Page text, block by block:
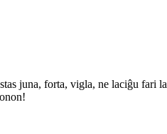
forta, vigla, ne laciĝu fari la